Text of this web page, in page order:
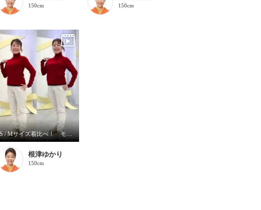
150cm 150cm
S / Mサイズ着比べ！ モカサンジュンコシマダ
根津ゆかり
150cm